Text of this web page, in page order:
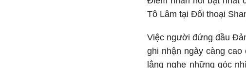
Tô Lâm tại Đối thoại
Việc người đứng đầu
ghi nhận ngày càng
lắng nghe những góc